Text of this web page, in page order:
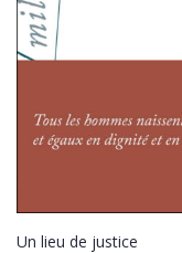
Un lieu de justice